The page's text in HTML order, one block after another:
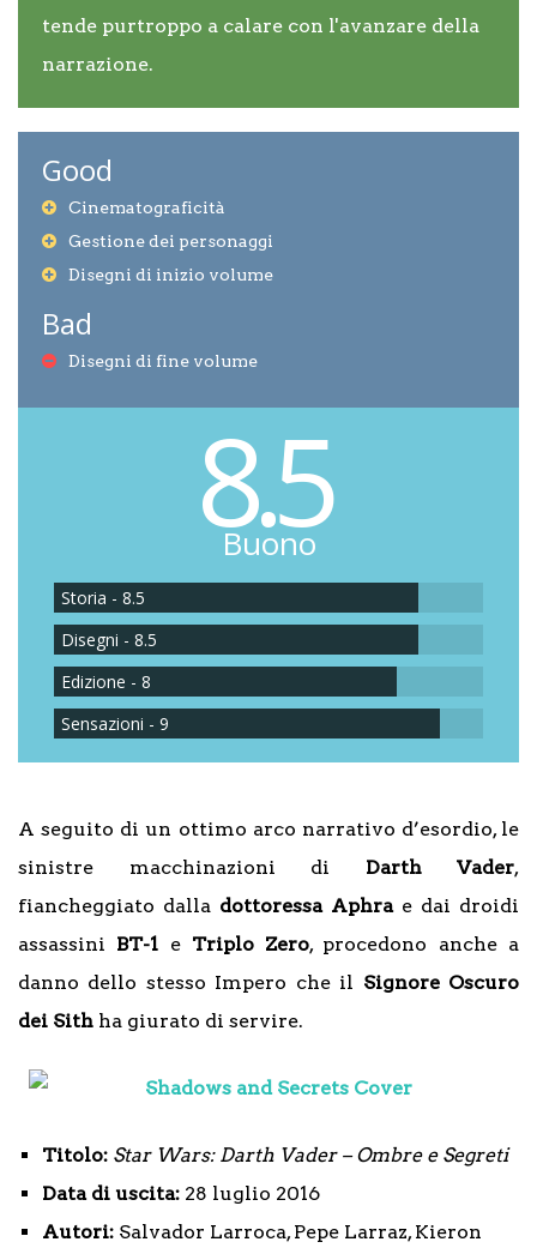
tende purtroppo a calare con l'avanzare della
narrazione.
Good
Cinematograficità
Gestione dei personaggi
Disegni di inizio volume
Bad
Disegni di fine volume
8.5
Buono
Storia - 8.5
Disegni - 8.5
Edizione - 8
Sensazioni - 9
A seguito di un ottimo arco narrativo d’esordio, le
sinistre macchinazioni di Darth Vader,
fiancheggiato dalla dottoressa Aphrae dai droidi
assassini BT-1 e Triplo Zero, procedono anche a
danno dello stesso Impero che il Signore Oscuro
dei Sith ha giurato di servire.
Titolo: Star Wars: Darth Vader – Ombre e Segreti
Data di uscita: 28 luglio 2016
Autori: Salvador Larroca, Pepe Larraz, Kieron